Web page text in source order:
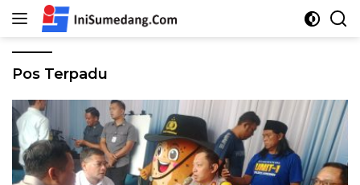
Langsung
Pos Terpadu